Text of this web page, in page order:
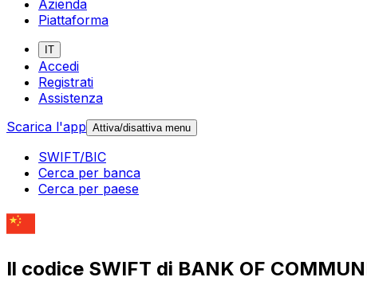
Azienda
Piattaforma
IT
Accedi
Registrati
Assistenza
Scarica l'app Attiva/disattiva menu
SWIFT/BIC
Cerca per banca
Cerca per paese
Il codice SWIFT di BANK OF